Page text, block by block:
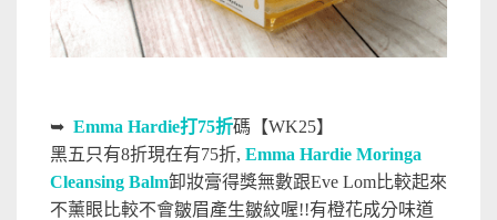
➥ Emma Hardie打75折碼【WK25】
黑五只有8折現在有75折, Emma Hardie Moringa
Cleansing Balm卸妝膏得獎無數跟Eve Lom比較起來
不薰眼比較不會皺眉產生皺紋喔!!有橙花成分味道